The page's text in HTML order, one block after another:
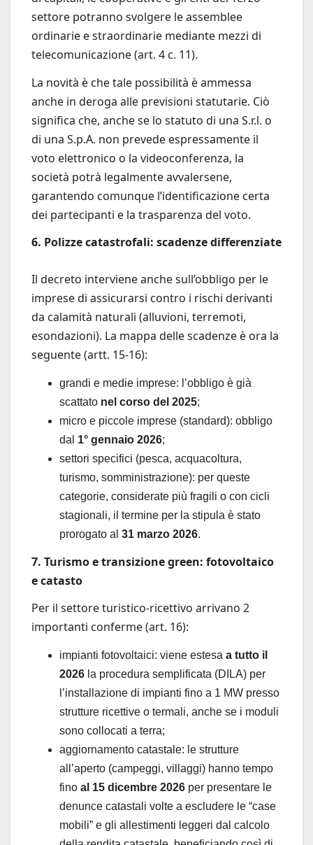
settore potranno svolgere le assemblee
ordinarie e straordinarie mediante mezzi di
telecomunicazione (art. 4 c. 11).
La novità è che tale possibilità è ammessa
anche in deroga alle previsioni statutarie. Ciò
significa che, anche se lo statuto di una S.r.l. o
di una S.p.A. non prevede espressamente il
voto elettronico o la videoconferenza, la
società potrà legalmente avvalersene,
garantendo comunque l’identificazione certa
dei partecipanti e la trasparenza del voto.
6. Polizze catastrofali: scadenze differenziate
Il decreto interviene anche sull’obbligo per le
imprese di assicurarsi contro i rischi derivanti
da calamità naturali (alluvioni, terremoti,
esondazioni). La mappa delle scadenze è ora la
seguente (artt. 15-16):
grandi e medie imprese: l’obbligo è già
scattato nel corso del 2025;
micro e piccole imprese (standard): obbligo
dal 1° gennaio 2026;
settori specifici (pesca, acquacoltura,
turismo, somministrazione): per queste
categorie, considerate più fragili o con cicli
stagionali, il termine per la stipula è stato
prorogato al 31 marzo 2026.
7. Turismo e transizione green: fotovoltaico
e catasto
Per il settore turistico-ricettivo arrivano 2
importanti conferme (art. 16):
impianti fotovoltaici: viene estesa a tutto il
2026 la procedura semplificata (DILA) per
l’installazione di impianti fino a 1 MW presso
strutture ricettive o termali, anche se i moduli
sono collocati a terra;
aggiornamento catastale: le strutture
all’aperto (campeggi, villaggi) hanno tempo
fino al 15 dicembre 2026 per presentare le
denunce catastali volte a escludere le “case
mobili” e gli allestimenti leggeri dal calcolo